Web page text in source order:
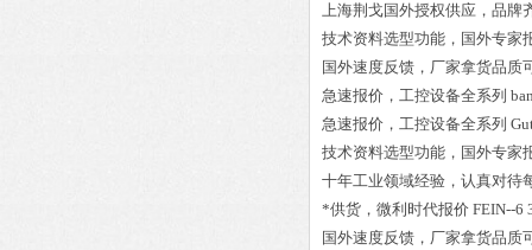
上海荆戈国外授权供应，品牌
技术资料选型功能，国外专家
国外速度反馈，厂家拿货品质
急速报价，工控设备全系列
急速报价，工控设备全系列
技术资料选型功能，国外专家
十年工业领域经验，认真对待
*供货，微利时代报价 FEIN--6
国外速度反馈，厂家拿货品质